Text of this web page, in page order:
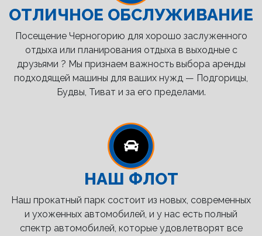
ОТЛИЧНОЕ ОБСЛУЖИВАНИЕ
Посещение Черногорию для хорошо заслуженного
отдыха или планирования отдыха в выходные с
друзьями ? Мы признаем важность выбора аренды
подходящей машины для ваших нужд — Подгорицы,
Будвы, Тиват и за его пределами.
НАШ ФЛОТ
Наш прокатный парк состоит из новых, современных
и ухоженных автомобилей, и у нас есть полный
спектр автомобилей, которые удовлетворят все